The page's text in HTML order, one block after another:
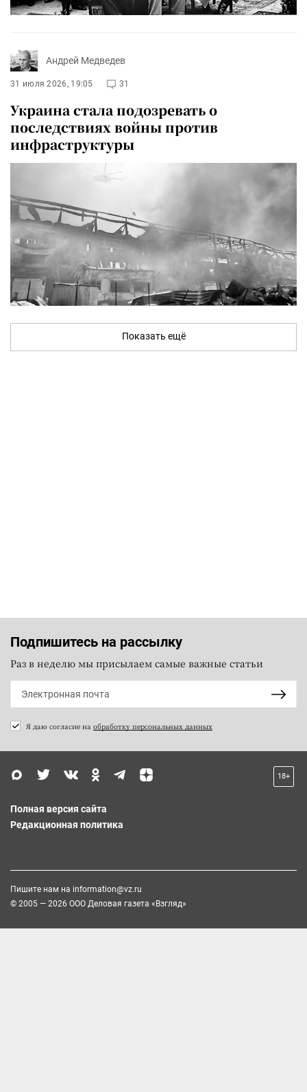
Андрей Медведев
31 июля 2026, 19:05 31
Украина стала подозревать о
последствиях войны против
инфраструктуры
Показать ещё
Подпишитесь на рассылку
Раз в неделю мы присылаем самые важные статьи
Я даю согласие на обработку персональных данных
18+
Полная версия сайта
Редакционная политика
Пишите нам на information@vz.ru
© 2005 — 2026 ООО Деловая газета «Взгляд»